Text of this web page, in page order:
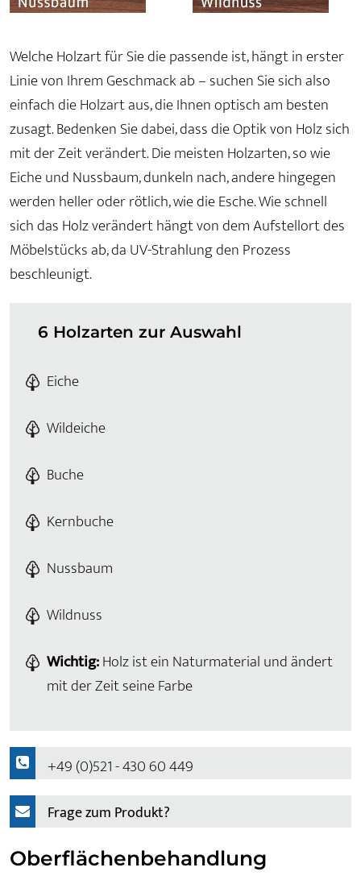
Welche Holzart für Sie die passende ist, hängt in erster
Linie von Ihrem Geschmack ab – suchen Sie sich also
einfach die Holzart aus, die Ihnen optisch am besten
zusagt. Bedenken Sie dabei, dass die Optik von Holz sich
mit der Zeit verändert. Die meisten Holzarten, so wie
Eiche und Nussbaum, dunkeln nach, andere hingegen
werden heller oder rötlich, wie die Esche. Wie schnell
sich das Holz verändert hängt von dem Aufstellort des
Möbelstücks ab, da UV-Strahlung den Prozess
beschleunigt.
6 Holzarten zur Auswahl
Eiche
Wildeiche
Buche
Kernbuche
Nussbaum
Wildnuss
Wichtig:Holz ist ein Naturmaterial und ändert
mit der Zeit seine Farbe
+49 (0)521 - 430 60 449
Frage zum Produkt?
Oberflächenbehandlung